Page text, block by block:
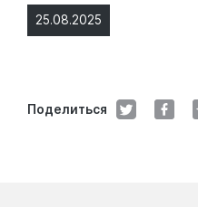
25.08.2025
Поделиться